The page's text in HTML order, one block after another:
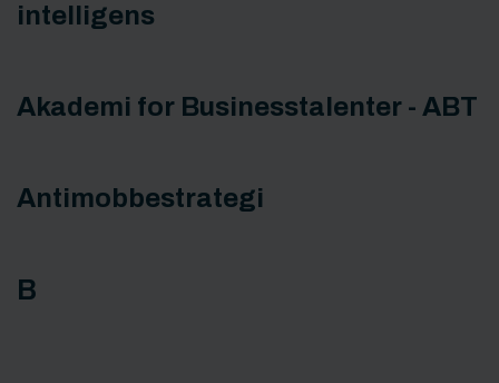
intelligens
Akademi for Businesstalenter - ABT
Antimobbestrategi
B